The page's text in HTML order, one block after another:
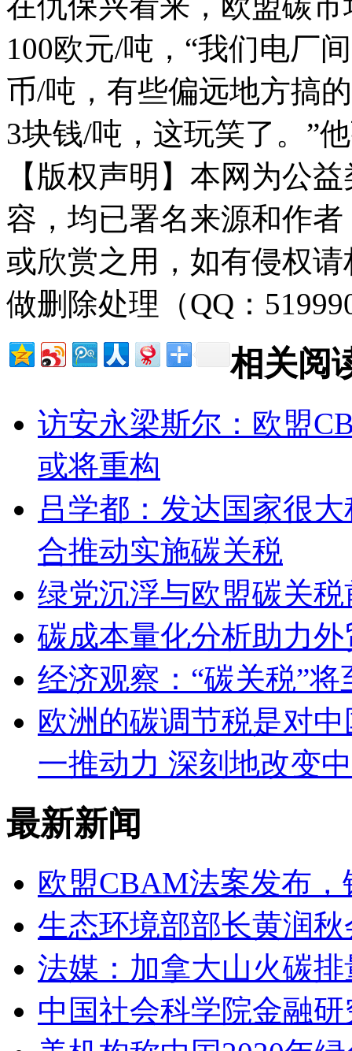
100欧元/吨，“我们电厂
币/吨，有些偏远地方搞
3块钱/吨，这玩笑了。”
【版权声明】本网为公
容，均已署名来源和作
或欣赏之用，如有侵权
做删除处理（QQ：
相关阅
访安永梁斯尔：欧盟
或将重构
吕学都：发达国家很
合推动实施碳关税
绿党沉浮与欧盟碳关税
碳成本量化分析助力
经济观察：“碳关税”
欧洲的碳调节税是对
一推动力 深刻地改变
最新新闻
欧盟CBAM法案发布
生态环境部部长黄润
法媒：加拿大山火碳
中国社会科学院金融